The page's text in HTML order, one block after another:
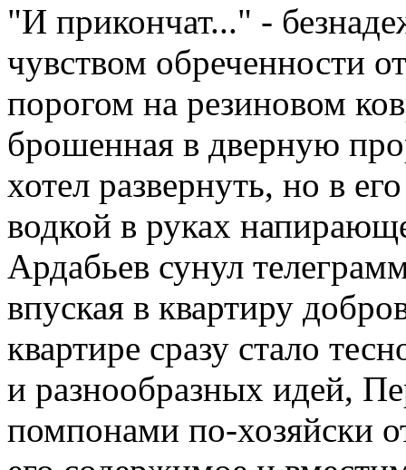
"И прикончат..." -
чувством обреченности
порогом на резиновом
брошенная в дверную
хотел развернуть, но в
водкой в руках
Ардабьев сунул
впуская в квартиру
квартире сразу стало
и разнообразных идей,
помпонами по-хозяйски